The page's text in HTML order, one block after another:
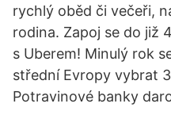
rychlý oběd či večeři,
rodina. Zapoj se do již
s Uberem! Minulý rok
střední Evropy vybrat
Potravinové banky